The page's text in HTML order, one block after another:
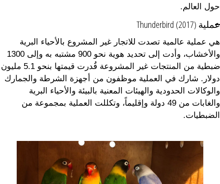
حول العالم.
عملية Thunderbird (2017)
هي عملية عالمية تصدت للاتجار غير المشروع بالأحياء البرية
والأخشاب، وأدت إلى تحديد هوية نحو 900 مشتبه به وإلى 1300
ضبطية من المنتجات غير المشروعة قُدرت قيمتها بنحو 5.1 مليون
دولار. شارك في العملية موظفون من أجهزة الشرطة والجمارك
والوكالات الحدودية والهيئات المعنية بالبيئة والأحياء البرية
والغابات من 49 دولة وإقليماً، وتكللت العملية بمجموعة من
الضبطيات.